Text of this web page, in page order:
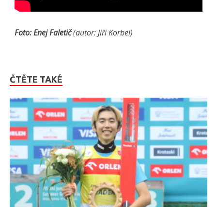
Foto: Enej Faletič(autor: Jiří Korbel)
ČTĚTE TAKÉ